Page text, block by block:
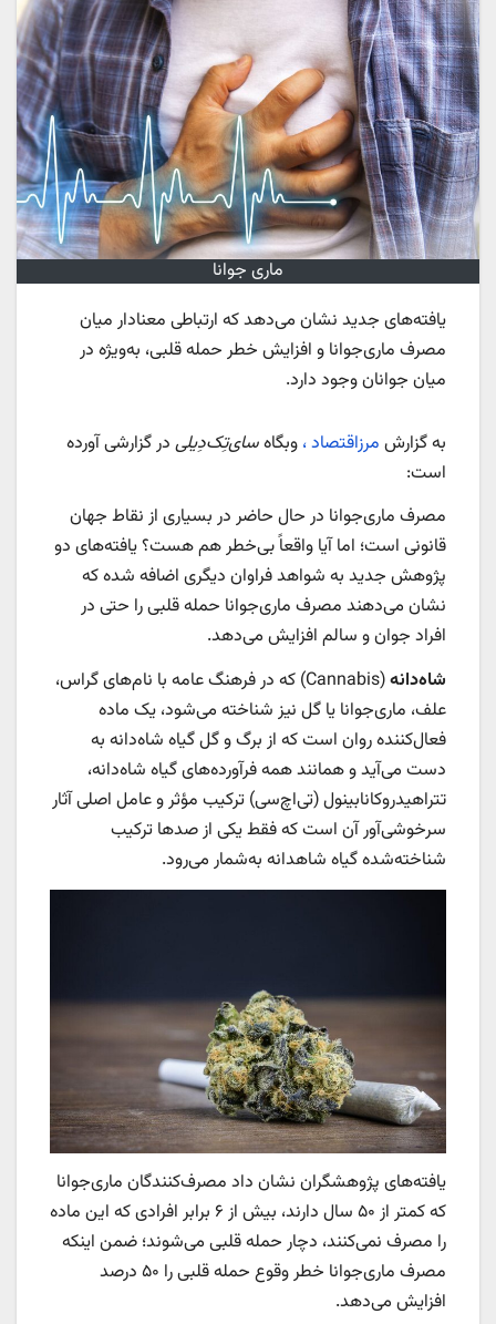
ماری جوانا
یافته‌های جدید نشان می‌دهد که ارتباطی معنادار میان
مصرف ماری‌جوانا و افزایش خطر حمله قلبی، به‌ویژه در
میان جوانان وجود دارد.
به گزارش مرزاقتصاد ، وبگاهسای‌تِک‌دِیلی در گزارشی آورده
است:
مصرف ماری‌جوانا در حال حاضر در بسیاری از نقاط جهان
قانونی است؛ اما آیا واقعاً بی‌خطر هم هست؟ یافته‌های دو
پژوهش جدید به شواهد فراوان دیگری اضافه شده که
نشان می‌دهند مصرف‌ ماری‌جوانا حمله قلبی را حتی در
افراد جوان و سالم افزایش می‌دهد.
شاه‌دانه
(Cannabis) که در فرهنگ عامه با نام‌های گراس،
علف، ماری‌جوانا یا گل نیز شناخته می‌شود، یک ماده
فعال‌کننده روان است که از برگ و گل گیاه شاه‌دانه به
دست می‌آید و همانند همه فرآورده‌های گیاه شاه‌دانه،
تتراهیدروکانابینول (تی‌اچ‌سی) ترکیب مؤثر و عامل اصلی آثار
سرخوشی‌آور آن است که فقط یکی از صدها ترکیب
شناخته‌شده گیاه شاهدانه به‌شمار می‌رود.
یافته‌های پژوهشگران نشان داد مصرف‌کنندگان ماری‌جوانا
که کمتر از ۵۰ سال دارند، بیش از ۶ برابر افرادی که این ماده
را مصرف نمی‌کنند، دچار حمله قلبی می‌شوند؛ ضمن اینکه
مصرف ماری‌جوانا خطر وقوع حمله قلبی را ۵۰ درصد
افزایش می‌دهد.